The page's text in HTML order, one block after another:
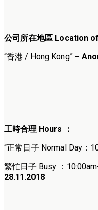
公司所在地區 Location
“香港 / Hong Kong” –
工時合理 Hours ：
“正常日子 Normal Day：
繁忙日子 Busy ：
28.11.2018